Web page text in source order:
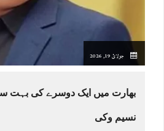
جولائ 19, 2026
بھارت میں ایک دوسرے کی بہت
نسیم وکی